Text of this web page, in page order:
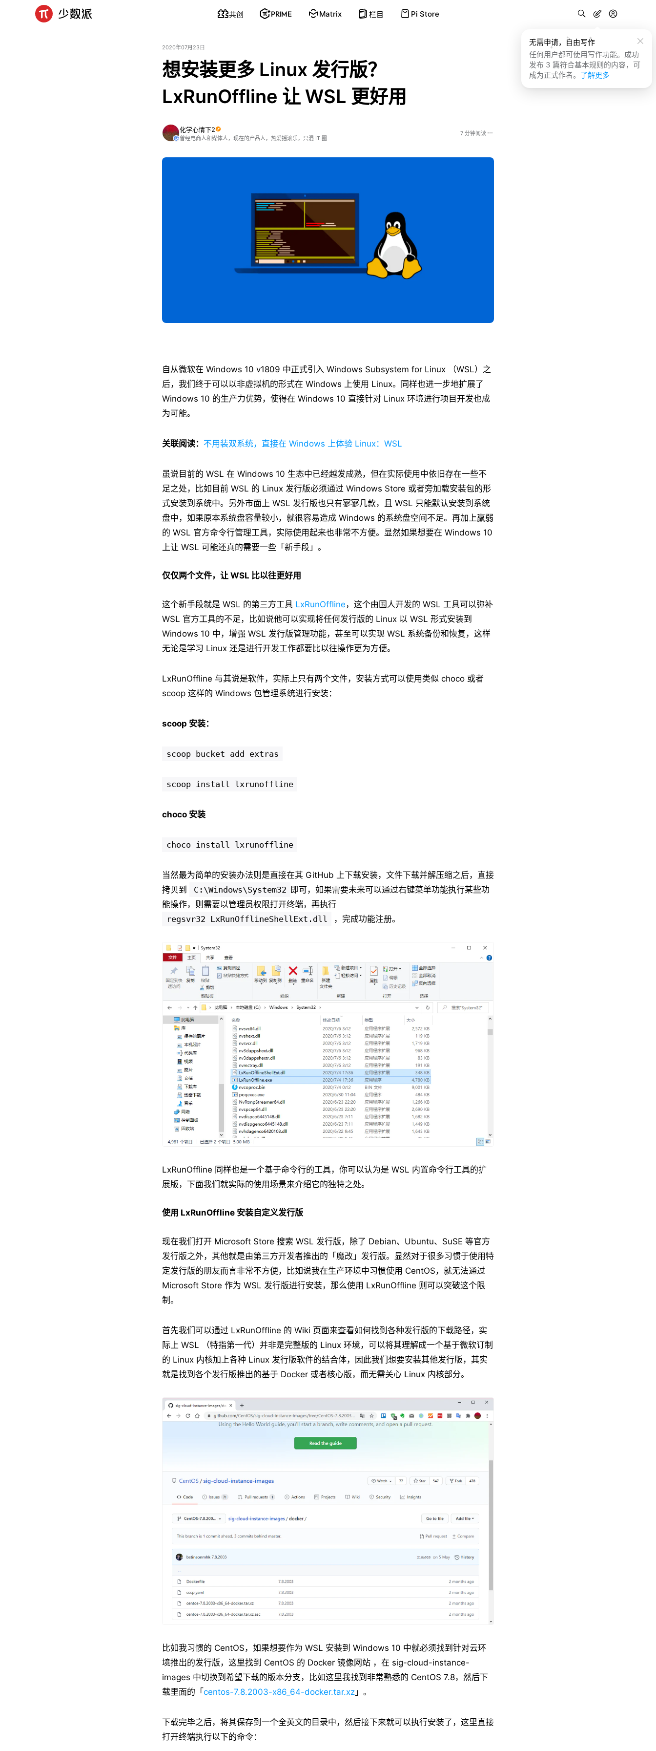
共创 PRIME Matrix 栏目 Pi Store
无需申请，自由写作
任何用户都可使用写作功能。成功
发布 3 篇符合基本规则的内容，可
成为正式作者。 了解更多
2020年07月23日
想安装更多 Linux 发行版？
LxRunOffline 让 WSL 更好用
化学心情下2
曾经电商人和媒体人，现在的产品人，热爱摇滚乐，只混 IT 圈
7 分钟阅读
自从微软在 Windows 10 v1809 中正式引入 Windows Subsystem for Linux （WSL）之
后，我们终于可以以非虚拟机的形式在 Windows 上使用 Linux。同样也进一步地扩展了
Windows 10 的生产力优势，使得在 Windows 10 直接针对 Linux 环境进行项目开发也成
为可能。
关联阅读： 不用装双系统，直接在 Windows 上体验 Linux：WSL
虽说目前的 WSL 在 Windows 10 生态中已经越发成熟，但在实际使用中依旧存在一些不
足之处，比如目前 WSL 的 Linux 发行版必须通过 Windows Store 或者旁加载安装包的形
式安装到系统中。另外市面上 WSL 发行版也只有寥寥几款，且 WSL 只能默认安装到系统
盘中，如果原本系统盘容量较小，就很容易造成 Windows 的系统盘空间不足。再加上羸弱
的 WSL 官方命令行管理工具，实际使用起来也非常不方便。显然如果想要在 Windows 10
上让 WSL 可能还真的需要一些「新手段」。
仅仅两个文件，让 WSL 比以往更好用
这个新手段就是 WSL 的第三方工具 LxRunOffline ，这个由国人开发的 WSL 工具可以弥补
WSL 官方工具的不足，比如说他可以实现将任何发行版的 Linux 以 WSL 形式安装到
Windows 10 中，增强 WSL 发行版管理功能，甚至可以实现 WSL 系统备份和恢复，这样
无论是学习 Linux 还是进行开发工作都要比以往操作更为方便。
LxRunOffline 与其说是软件，实际上只有两个文件，安装方式可以使用类似 choco 或者
scoop 这样的 Windows 包管理系统进行安装：
scoop 安装：
scoop bucket add extras
scoop install lxrunoffline
choco 安装
choco install lxrunoffline
当然最为简单的安装办法则是直接在其 GitHub 上下载安装，文件下载并解压缩之后，直接
拷贝到
C:\Windows\System32 即可，如果需要未来可以通过右键菜单功能执行某些功
能操作，则需要以管理员权限打开终端，再执行
regsvr32 LxRunOfflineShellExt.dll
，完成功能注册。
LxRunOffline 同样也是一个基于命令行的工具，你可以认为是 WSL 内置命令行工具的扩
展版，下面我们就实际的使用场景来介绍它的独特之处。
使用 LxRunOffline 安装自定义发行版
现在我们打开 Microsoft Store 搜索 WSL 发行版，除了 Debian、Ubuntu、SuSE 等官方
发行版之外，其他就是由第三方开发者推出的「魔改」发行版。显然对于很多习惯于使用特
定发行版的朋友而言非常不方便，比如说我在生产环境中习惯使用 CentOS，就无法通过
Microsoft Store 作为 WSL 发行版进行安装，那么使用 LxRunOffline 则可以突破这个限
制。
首先我们可以通过 LxRunOffline 的 Wiki 页面来查看如何找到各种发行版的下载路径，实
际上 WSL （特指第一代）并非是完整版的 Linux 环境，可以将其理解成一个基于微软订制
的 Linux 内核加上各种 Linux 发行版软件的结合体，因此我们想要安装其他发行版，其实
就是找到各个发行版推出的基于 Docker 或者核心版，而无需关心 Linux 内核部分。
比如我习惯的 CentOS，如果想要作为 WSL 安装到 Windows 10 中就必须找到针对云环
境推出的发行版，这里找到 CentOS 的 Docker 镜像网站 ，在 sig-cloud-instance-
images 中切换到希望下载的版本分支，比如这里我找到非常熟悉的 CentOS 7.8，然后下
载里面的「 centos-7.8.2003-x86_64-docker.tar.xz 」。
下载完毕之后，将其保存到一个全英文的目录中，然后接下来就可以执行安装了，这里直接
打开终端执行以下的命令：